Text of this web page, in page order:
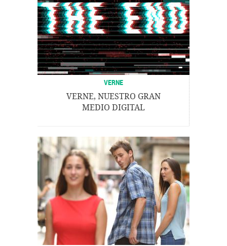
VERNE
VERNE, NUESTRO GRAN
MEDIO DIGITAL